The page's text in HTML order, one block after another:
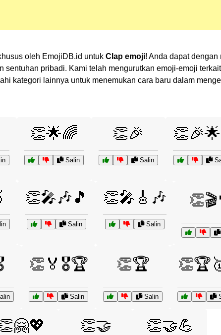
oleh EmojiDB.id untuk Clap emoji! Anda dapat
sentuhan pribadi. Kami telah mengurutkan emoji-emoji
kategori lainnya untuk menemukan cara baru dalam
👏🌟🌈
Salin
👏🎉
Salin
👏🎤🎶🎵
Salin
👏🎤🎸🎶
Salin
👏🏅🎖️🏆
Salin
👏🏆
Salin
👏🤝 👏🤝💪